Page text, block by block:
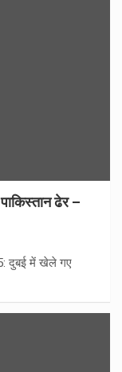
ढेर –
दुबई में खेले गए